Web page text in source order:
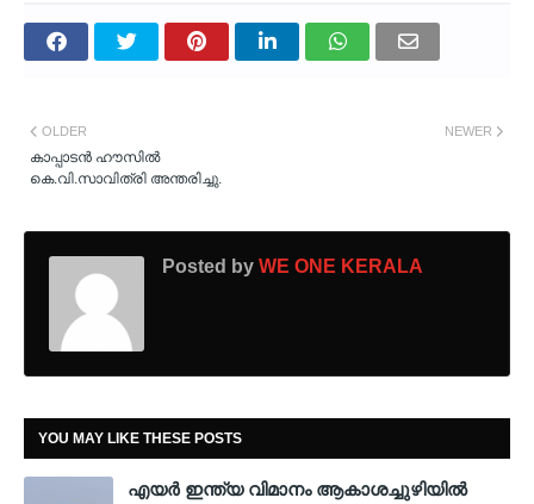
NEWER
OLDER
കാപ്പാടൻ ഹൗസിൽ
കെ.വി.സാവിത്രി അന്തരിച്ചു.
Posted by WE ONE KERALA
YOU MAY LIKE THESE POSTS
എയർ ഇന്ത്യ വിമാനം ആകാശച്ചുഴിയിൽ